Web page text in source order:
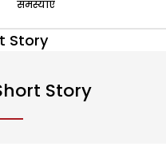
समस्याएं
Story
Story